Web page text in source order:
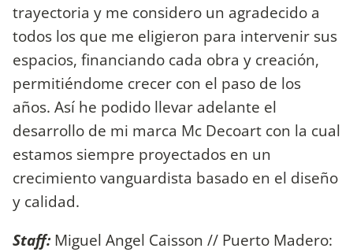
trayectoria y me considero un agradecido a
todos los que me eligieron para intervenir sus
espacios, financiando cada obra y creación,
permitiéndome crecer con el paso de los
años. Así he podido llevar adelante el
desarrollo de mi marca Mc Decoart con la cual
estamos siempre proyectados en un
crecimiento vanguardista basado en el diseño
y calidad.
Staff:Miguel Angel Caisson // Puerto Madero: